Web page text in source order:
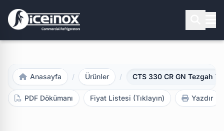
Aramak için Enter'a basınız
Anasayfa / Ürünler / CTS 330 CR GN Tezgah
PDF Dökümanı Fiyat Listesi (Tıklayın) Yazdır